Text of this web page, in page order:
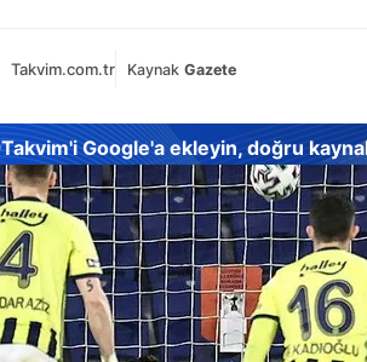
Takvim.com.tr Kaynak Gazete
Takvim'i Google'a ekleyin, doğru